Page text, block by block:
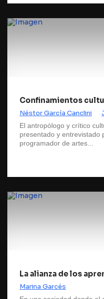
Confinamientos
Néstor García Canclini
El antropólogo y crítico
presentado y entrevistado
programador de artes...
La alianza de los
Marina Garcés